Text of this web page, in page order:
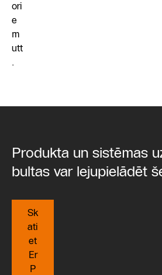
ori
e
m
utt
.
Produkta un sistēmas
bultas var lejupielādēt
Sk
ati
et
Er
P